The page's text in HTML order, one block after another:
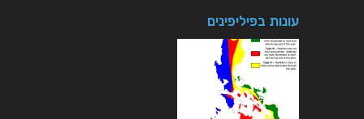
עונות בפיליפינים